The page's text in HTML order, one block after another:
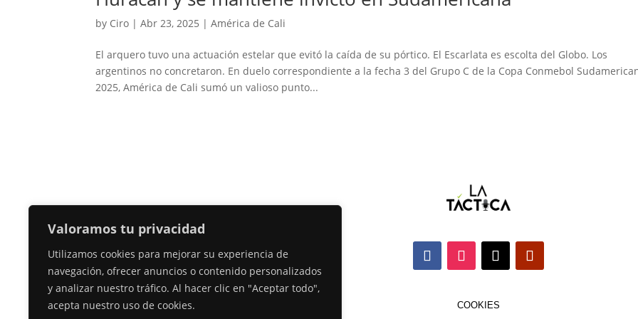
Valoramos tu privacidad
Utilizamos cookies para mejorar su experiencia de
navegación, ofrecer anuncios o contenido personalizados
y analizar nuestro tráfico. Al hacer clic en "Aceptar todo",
acepta nuestro uso de cookies.
by Ciro |Abr 23, 2025 |América de Cali
El arquero tuvo una actuación estelar que evitó la caída de su pórtico. El Escarlata es escolta del Globo. Los
argentinos no concretaron. En duelo correspondiente a la fecha 3 del Grupo C de la Copa Conmebol
2025, América de Cali sumó un valioso punto...
COOKIES